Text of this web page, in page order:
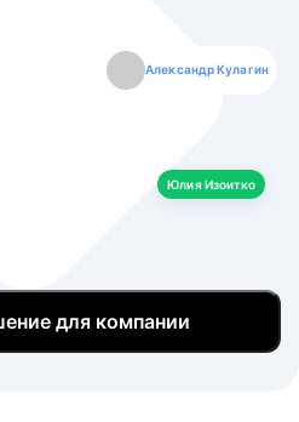
Александр Кулагин
Юлия Изоитко
Даниил Макаров
Екатерина Лазаренко
Борис Кашко
Юлия Изоитко
для компании